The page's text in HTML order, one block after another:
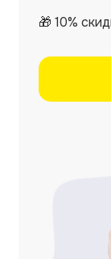
🎁 10%